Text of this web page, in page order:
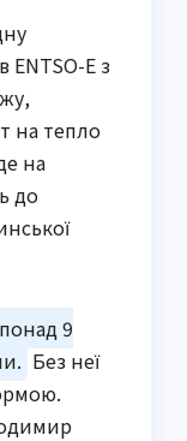
ENTSO-E з
на тепло
на
до
9
Без неї